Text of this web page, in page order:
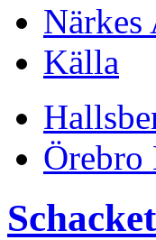
Närkes
Källa
Örebro